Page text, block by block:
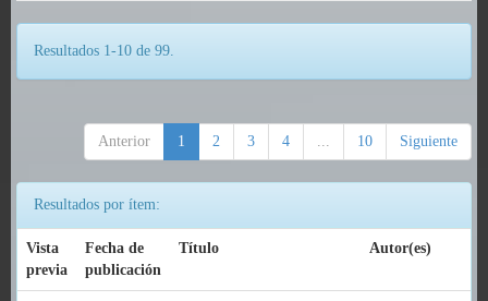
Resultados 1-10 de 99.
Anterior 1 2 3 4 ... 10 Siguiente
Resultados por ítem:
Vista
previa
Fecha de
publicación
Título Autor(es)